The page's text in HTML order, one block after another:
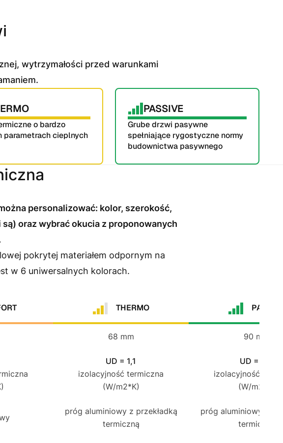
wytrzymałości przed warunkami
o bardzo
parametrach cieplnych
PASSIVE
Grube drzwi pasywne
spełniające rygostyczne normy
budownictwa pasywnego
personalizować: kolor, szerokość,
oraz wybrać okucia z proponowanych
pokrytej materiałem odpornym na
w 6 uniwersalnych kolorach.
THERMO
68 mm 90 mm
UD = 1,1
izolacyjność termiczna
(W/m2*K)
UD = 0,9
izolacyjność
(W/m2*K)
próg aluminiowy z przekładką
termiczną
próg aluminiowy z
termiczną